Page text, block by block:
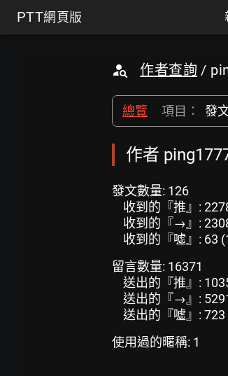
PTT網頁版
作者查詢 /
總覽 項目： 發
作者
發文數量: 126
收到的『推』:
收到的『→』:
收到的『噓』: 63
留言數量: 16371
送出的『推』:
送出的『→』:
送出的『噓』: 723
使用過的暱稱: 1